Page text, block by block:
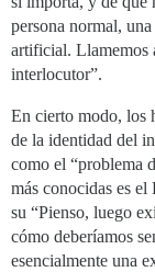
persona normal,
artificial. Llamemos
interlocutor”.
En cierto modo, los
de la identidad del
como el “problema
más conocidas es
su “Pienso, luego
cómo deberíamos
esencialmente una